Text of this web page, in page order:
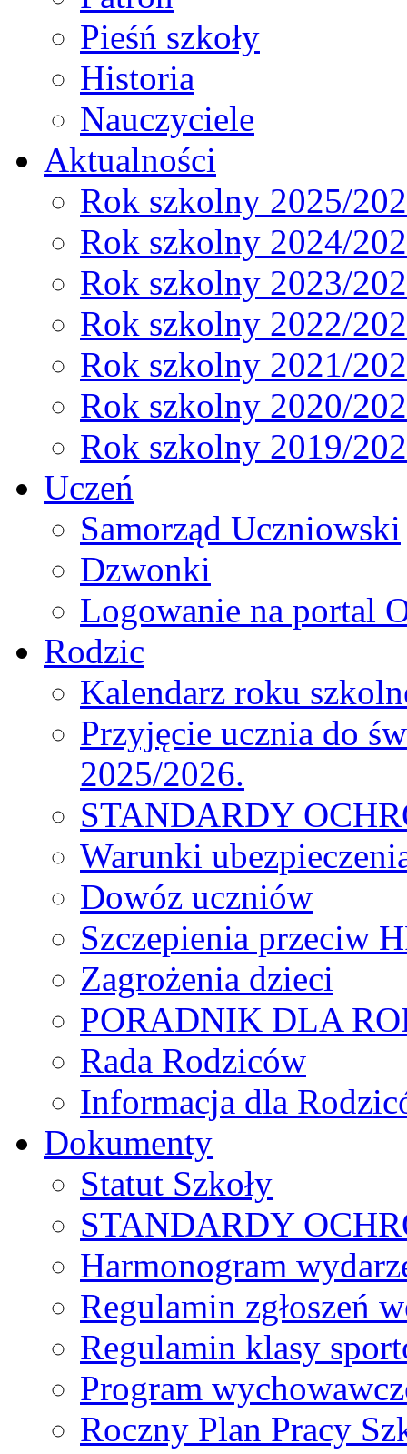
Pieśń szkoły
Historia
Nauczyciele
Aktualności
Rok szkolny 2025/
Rok szkolny 2024/
Rok szkolny 2023/
Rok szkolny 2022/
Rok szkolny 2021/
Rok szkolny 2020/
Rok szkolny 2019/
Uczeń
Samorząd Uczniowski
Dzwonki
Logowanie na portal
Rodzic
Kalendarz roku
Przyjęcie ucznia do
2025/2026.
STANDARDY
Warunki
Dowóz uczniów
Szczepienia przeciw
Zagrożenia dzieci
PORADNIK DLA
Rada Rodziców
Іnformacja dla
Dokumenty
Statut Szkoły
STANDARDY
Harmonogram
Regulamin zgłoszeń
Regulamin klasy
Program
Roczny Plan Pracy